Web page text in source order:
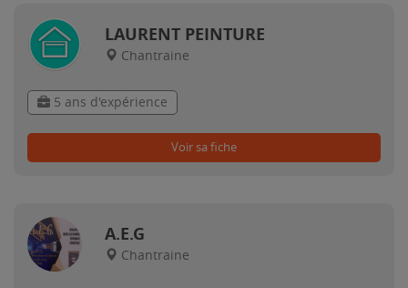
LAURENT PEINTURE
Chantraine
5 ans d'expérience
Voir sa fiche
A.E.G
Chantraine